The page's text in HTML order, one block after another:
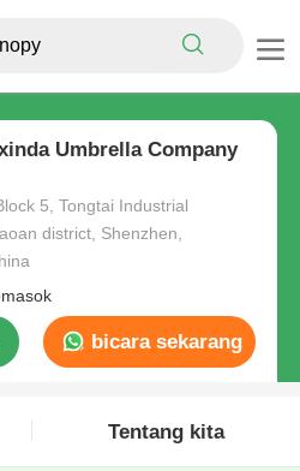
Umbrella Company
5, Tongtai Industrial
district, Shenzhen,
bicara sekarang
Tentang kita